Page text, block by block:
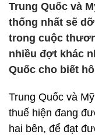
Trung Quốc và
thống nhất sẽ
trong cuộc
nhiều đợt khác
Quốc cho biết
Trung Quốc và
thuế hiện đang
hai bên, để đạt